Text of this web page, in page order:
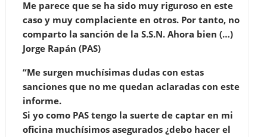
Me parece que se ha sido muy riguroso en este
caso y muy complaciente en otros. Por tanto, no
comparto la sanción de la S.S.N. Ahora bien (…)
Jorge Rapán (PAS)
“Me surgen muchísimas dudas con estas
sanciones que no me quedan aclaradas con este
informe.
Si yo como PAS tengo la suerte de captar en mi
oficina muchísimos asegurados ¿debo hacer el